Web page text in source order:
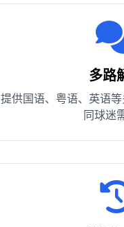
多路
提供国语、粤语、英语
同球迷